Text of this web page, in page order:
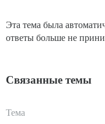
Эта тема была
ответы больше не
Связанные темы
Тема